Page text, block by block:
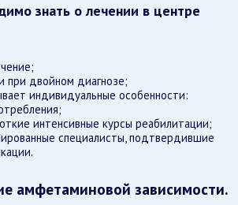
знать о лечении в центре
при двойном диагнозе;
индивидуальные особенности:
интенсивные курсы реабилитации;
специалисты, подтвердившие
амфетаминовой зависимости.